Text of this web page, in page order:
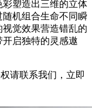
塑造出三维的立体
机组合生命不同瞬
觉效果营造错乱的
启独特的灵感遨
请联系我们，立即